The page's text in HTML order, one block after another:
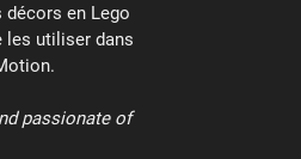
en Lego
les utiliser dans
passionate of